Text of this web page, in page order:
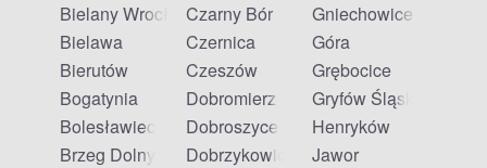
Bielany Wrocławskie
Bielawa
Bierutów
Bogatynia
Bolesławiec
Brzeg Dolny
Czarny Bór
Czernica
Czeszów
Dobromierz
Dobroszyce
Dobrzykowice
Gniechowice
Góra
Grębocice
Gryfów Śląski
Henryków
Jawor